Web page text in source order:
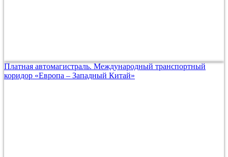
Платная автомагистраль. Международный транспортный
коридор «Европа – Западный Китай»